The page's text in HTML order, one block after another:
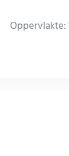
Oppervlakte: